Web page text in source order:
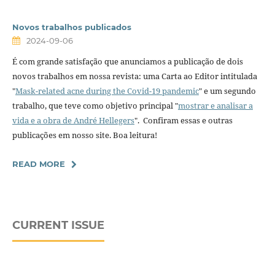
Novos trabalhos publicados
2024-09-06
É com grande satisfação que anunciamos a publicação de dois
novos trabalhos em nossa revista: uma Carta ao Editor intitulada
"Mask-related acne during the Covid-19 pandemic" e um segundo
trabalho, que teve como objetivo principal "mostrar e analisar a
vida e a obra de André Hellegers". Confiram essas e outras
publicações em nosso site. Boa leitura!
READ MORE
CURRENT ISSUE